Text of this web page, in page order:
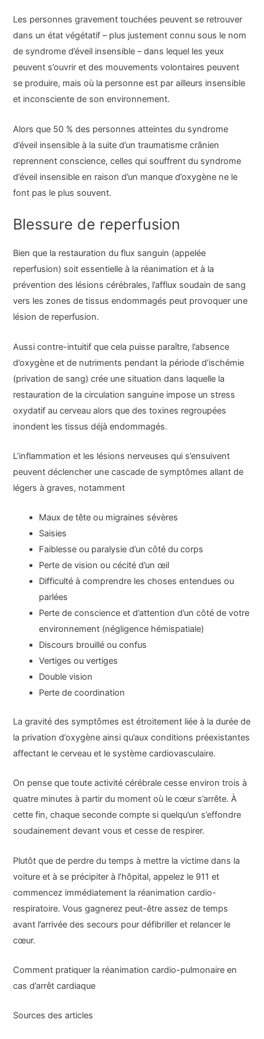
Les personnes gravement touchées peuvent se retrouver
dans un état végétatif – plus justement connu sous le nom
de syndrome d’éveil insensible – dans lequel les yeux
peuvent s’ouvrir et des mouvements volontaires peuvent
se produire, mais où la personne est par ailleurs insensible
et inconsciente de son environnement.
Alors que 50 % des personnes atteintes du syndrome
d’éveil insensible à la suite d’un traumatisme crânien
reprennent conscience, celles qui souffrent du syndrome
d’éveil insensible en raison d’un manque d’oxygène ne le
font pas le plus souvent.
Blessure de reperfusion
Bien que la restauration du flux sanguin (appelée
reperfusion) soit essentielle à la réanimation et à la
prévention des lésions cérébrales, l’afflux soudain de sang
vers les zones de tissus endommagés peut provoquer une
lésion de reperfusion.
Aussi contre-intuitif que cela puisse paraître, l’absence
d’oxygène et de nutriments pendant la période d’ischémie
(privation de sang) crée une situation dans laquelle la
restauration de la circulation sanguine impose un stress
oxydatif au cerveau alors que des toxines regroupées
inondent les tissus déjà endommagés.
L’inflammation et les lésions nerveuses qui s’ensuivent
peuvent déclencher une cascade de symptômes allant de
légers à graves, notamment
Maux de tête ou migraines sévères
Saisies
Faiblesse ou paralysie d’un côté du corps
Perte de vision ou cécité d’un œil
Difficulté à comprendre les choses entendues ou
parlées
Perte de conscience et d’attention d’un côté de votre
environnement (négligence hémispatiale)
Discours brouillé ou confus
Vertiges ou vertiges
Double vision
Perte de coordination
La gravité des symptômes est étroitement liée à la durée de
la privation d’oxygène ainsi qu’aux conditions préexistantes
affectant le cerveau et le système cardiovasculaire.
On pense que toute activité cérébrale cesse environ trois à
quatre minutes à partir du moment où le cœur s’arrête. À
cette fin, chaque seconde compte si quelqu’un s’effondre
soudainement devant vous et cesse de respirer.
Plutôt que de perdre du temps à mettre la victime dans la
voiture et à se précipiter à l’hôpital, appelez le 911 et
commencez immédiatement la réanimation cardio-
respiratoire. Vous gagnerez peut-être assez de temps
avant l’arrivée des secours pour défibriller et relancer le
cœur.
Comment pratiquer la réanimation cardio-pulmonaire en
cas d’arrêt cardiaque
Sources des articles